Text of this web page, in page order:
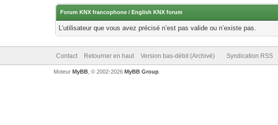
Forum KNX francophone / English KNX forum
L’utilisateur que vous avez précisé n’est pas valide ou n’existe pas.
Contact Retourner en haut Version bas-débit (Archivé) Syndication RSS
Moteur MyBB, © 2002-2026 MyBB Group.